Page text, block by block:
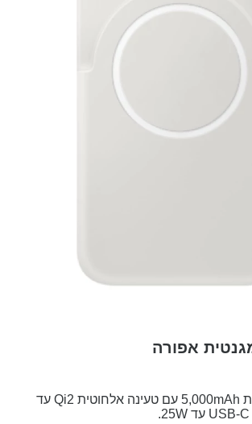
אפורה
סוללת גיבוי מגנטית 5,000mAh עם טעינה אלחוטית Qi2 עד